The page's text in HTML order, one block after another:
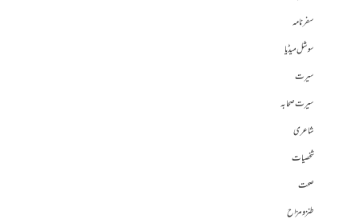
سفرنامہ
سوشل میڈیا
سیرت
سیرت صحابہ
شاعری
شخصیات
صحت
طنز و مزاح